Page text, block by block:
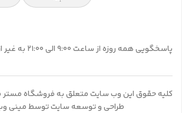
پاسخگویی همه روزه از ساعت 9:00 الی 21:00 به غیر از روزهای تعطیل | شماره تماس پشتیبانی: 09195555359
کلیه حقوق این وب سایت متعلق به فروشگاه مستر
طراحی و توسعه سایت توسط مینی